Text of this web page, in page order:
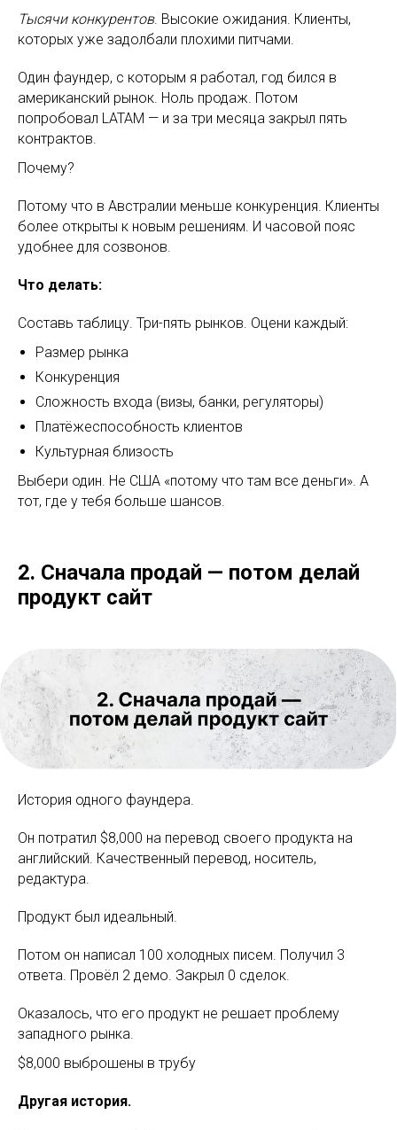
Тысячи конкурентов. Высокие ожидания. Клиенты,
которых уже задолбали плохими питчами.
Один фаундер, с которым я работал, год бился в
американский рынок. Ноль продаж. Потом
попробовал LATAM — и за три месяца закрыл пять
контрактов.
Почему?
Потому что в Австралии меньше конкуренция. Клиенты
более открыты к новым решениям. И часовой пояс
удобнее для созвонов.
Что делать:
Составь таблицу. Три-пять рынков. Оцени каждый:
Размер рынка
Конкуренция
Сложность входа (визы, банки, регуляторы)
Платёжеспособность клиентов
Культурная близость
Выбери один. Не США «потому что там все деньги». А
тот, где у тебя больше шансов.
2. Сначала продай — потом делай
продукт сайт
История одного фаундера.
Он потратил $8,000 на перевод своего продукта на
английский. Качественный перевод, носитель,
редактура.
Продукт был идеальный.
Потом он написал 100 холодных писем. Получил 3
ответа. Провёл 2 демо. Закрыл 0 сделок.
Оказалось, что его продукт не решает проблему
западного рынка.
$8,000 выброшены в трубу
Другая история.